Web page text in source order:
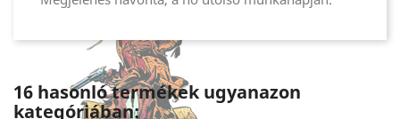
16 hasonló termékek ugyanazon
kategóriában: